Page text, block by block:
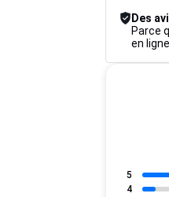
Des
Parce
en
5
4